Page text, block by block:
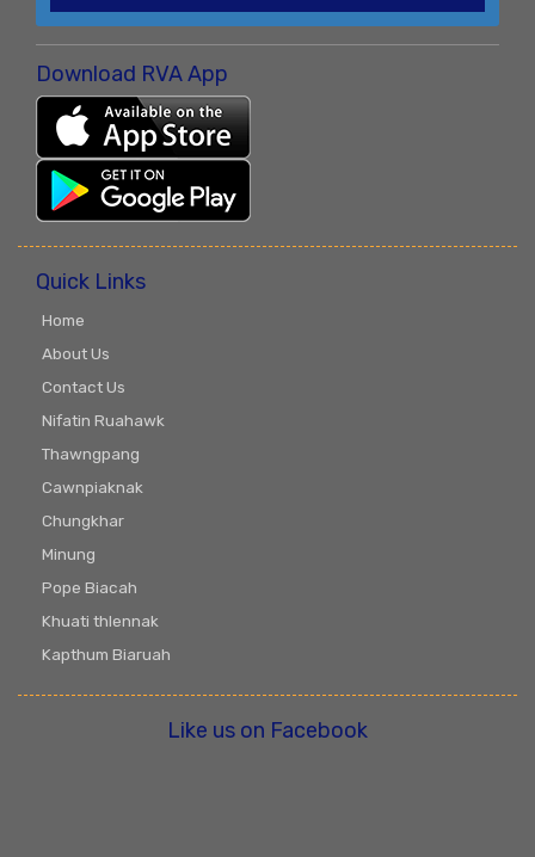
Download RVA App
Quick Links
Home
About Us
Contact Us
Nifatin Ruahawk
Thawngpang
Cawnpiaknak
Chungkhar
Minung
Pope Biacah
Khuati thlennak
Kapthum Biaruah
Like us on Facebook